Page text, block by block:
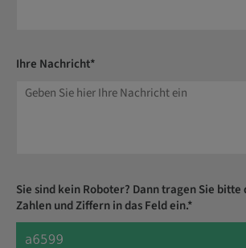
Ihre Nachricht*
Sie sind kein Roboter? Dann tragen Sie
Zahlen und Ziffern in das Feld ein.*